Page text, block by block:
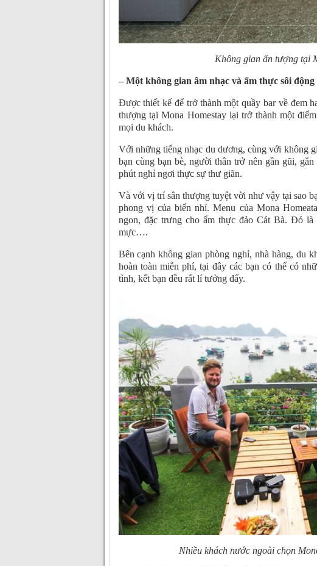
Không gian ấn tượng tại
– Một không gian âm nhạc và ẩm thực sôi động
Được thiết kế để trở thành một quầy bar về đem
thượng tại Mona Homestay lại trở thành một
mọi du khách.
Với những tiếng nhạc du dương, cùng với không
bạn cùng bạn bè, người thân trở nên gần gũi,
phút nghỉ ngơi thực sự thư giãn.
Và với vị trí sân thượng tuyệt vời như vậy tại sao
phong vị của biển nhỉ. Menu của Mona
ngon, đặc trưng cho ẩm thực đảo Cát Bà. Đó
mực….
Bên cạnh không gian phòng nghỉ, nhà hàng, du
hoàn toàn miễn phí, tại đây các bạn có thể có
tình, kết bạn đều rất lí tưởng đấy.
Nhiều khách nước ngoài chọn